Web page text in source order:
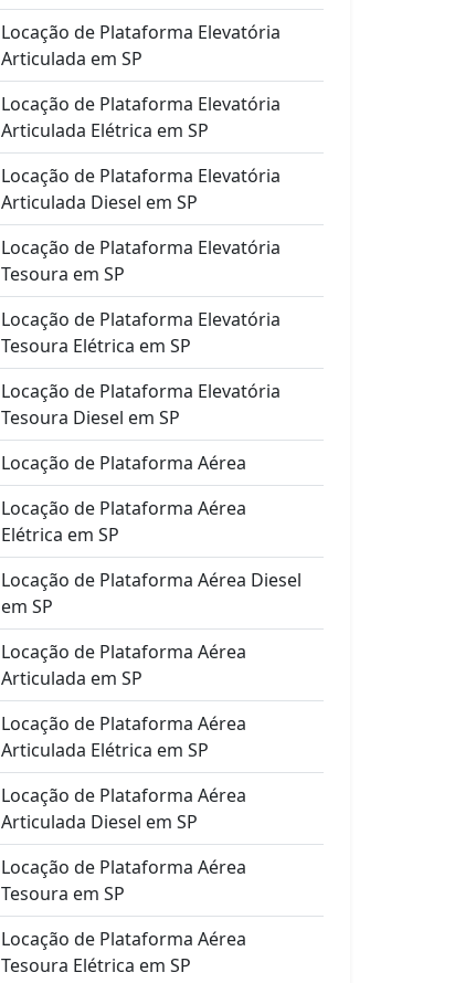
Locação de Plataforma Elevatória
Articulada em SP
Locação de Plataforma Elevatória
Articulada Elétrica em SP
Locação de Plataforma Elevatória
Articulada Diesel em SP
Locação de Plataforma Elevatória
Tesoura em SP
Locação de Plataforma Elevatória
Tesoura Elétrica em SP
Locação de Plataforma Elevatória
Tesoura Diesel em SP
Locação de Plataforma Aérea
Locação de Plataforma Aérea
Elétrica em SP
Locação de Plataforma Aérea Diesel
em SP
Locação de Plataforma Aérea
Articulada em SP
Locação de Plataforma Aérea
Articulada Elétrica em SP
Locação de Plataforma Aérea
Articulada Diesel em SP
Locação de Plataforma Aérea
Tesoura em SP
Locação de Plataforma Aérea
Tesoura Elétrica em SP